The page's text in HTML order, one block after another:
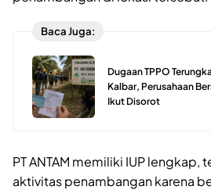
Baca Juga:
Dugaan TPPO
Kalbar, Perusahaan
Ikut Disorot
PT ANTAM memiliki IUP lengkap,
aktivitas penambangan karena